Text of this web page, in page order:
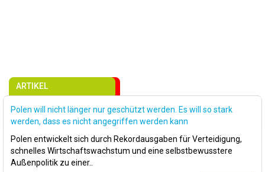
ARTIKEL
Polen will nicht länger nur geschützt werden. Es will so stark
werden, dass es nicht angegriffen werden kann
Polen entwickelt sich durch Rekordausgaben für Verteidigung,
schnelles Wirtschaftswachstum und eine selbstbewusstere
Außenpolitik zu einer..